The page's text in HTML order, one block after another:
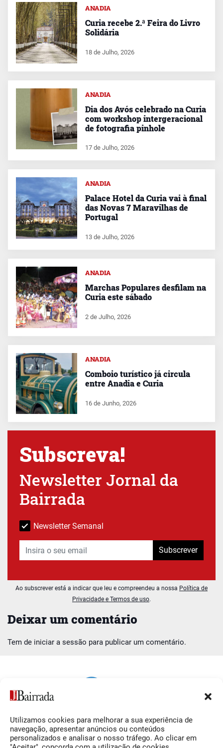
Utilizamos cookies para melhorar a sua experiência de
navegação, apresentar anúncios ou conteúdos
personalizados e analisar o nosso tráfego. Ao clicar em
Deixar um comentário
Tem de iniciar a sessão para publicar um comentário.
ANADIA
Curia recebe 2.ª Feira do Livro
Solidária
18 de Julho, 2026
ANADIA
Dia dos Avós celebrado na Curia
com workshop intergeracional
de fotografia pinhole
17 de Julho, 2026
ANADIA
Palace Hotel da Curia vai à final
das Novas 7 Maravilhas de
Portugal
13 de Julho, 2026
ANADIA
Marchas Populares desfilam na
Curia este sábado
2 de Julho, 2026
ANADIA
Comboio turístico já circula
entre Anadia e Curia
16 de Junho, 2026
Subscreva!
Newsletter Jornal da
Bairrada
Newsletter Semanal
Subscrever
Ao subscrever está a indicar que leu e compreendeu a nossa Política de
Privacidade e Termos de uso.
Siga-nos
Facebook
O Jornal da Bairrada
Contactos